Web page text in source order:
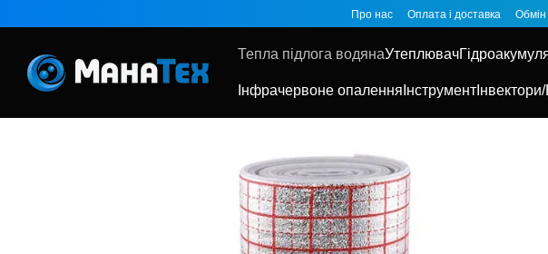
Про нас Оплата і доставка
Тепла підлога водянаУтеплювач
Інфрачервоне опалення Інструмент